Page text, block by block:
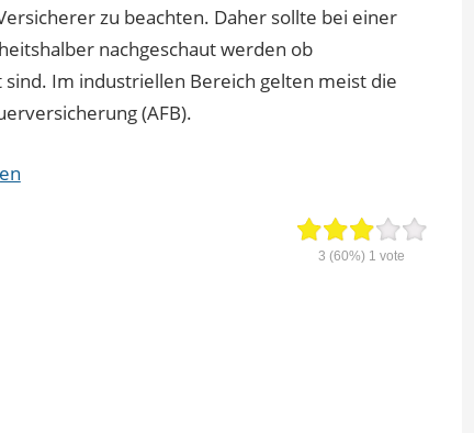
zu beachten. Daher sollte bei einer
nachgeschaut werden ob
Im industriellen Bereich gelten meist die
(AFB).
3 (60%) 1 vote